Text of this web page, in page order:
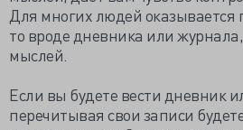
Для многих людей оказывается
то вроде дневника или
мыслей.
Если вы будете вести дневник
перечитывая свои записи